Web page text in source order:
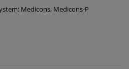
Medicons, Medicons-P